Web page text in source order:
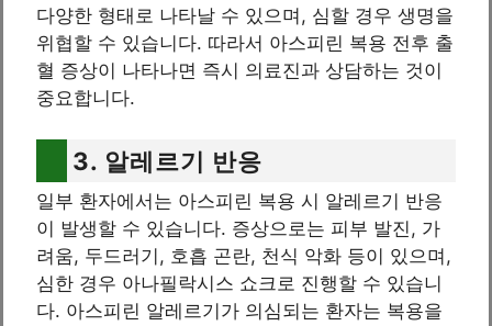
다양한 형태로 나타날 수 있으며, 심할 경우 생명을
위협할 수 있습니다. 따라서 아스피린 복용 전후 출
혈 증상이 나타나면 즉시 의료진과 상담하는 것이
중요합니다.
3. 알레르기 반응
일부 환자에서는 아스피린 복용 시 알레르기 반응
이 발생할 수 있습니다. 증상으로는 피부 발진, 가
려움, 두드러기, 호흡 곤란, 천식 악화 등이 있으며,
심한 경우 아나필락시스 쇼크로 진행할 수 있습니
다. 아스피린 알레르기가 의심되는 환자는 복용을